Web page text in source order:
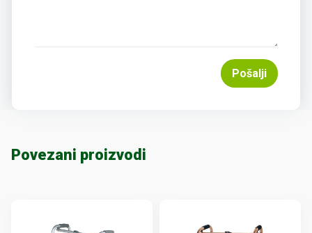
Pošalji
Povezani proizvodi